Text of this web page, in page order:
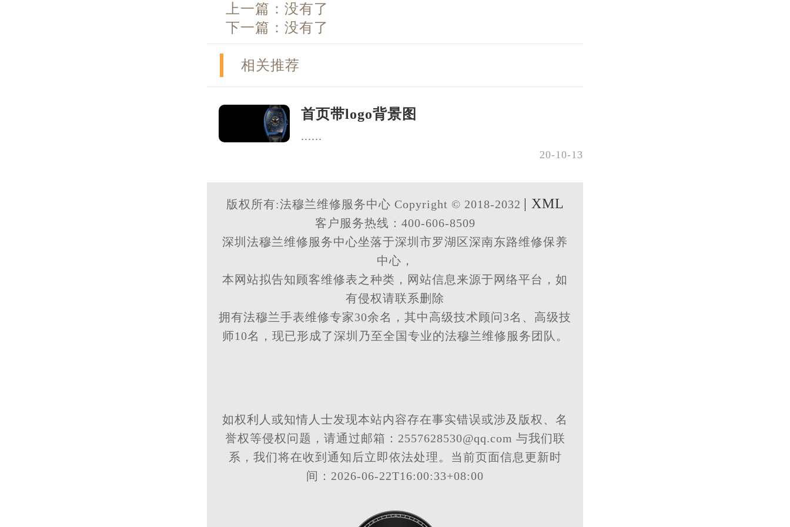
上一篇：没有了
下一篇：没有了
相关推荐
首页带logo背景图
......
20-10-13
版权所有:法穆兰维修服务中心 Copyright © 2018-2032 | XML
客户服务热线：400-606-8509
深圳法穆兰维修服务中心坐落于深圳市罗湖区深南东路维修保养
中心，
本网站拟告知顾客维修表之种类，网站信息来源于网络平台，如
有侵权请联系删除
拥有法穆兰手表维修专家30余名，其中高级技术顾问3名、高级技
师10名，现已形成了深圳乃至全国专业的法穆兰维修服务团队。
如权利人或知情人士发现本站内容存在事实错误或涉及版权、名
誉权等侵权问题，请通过邮箱：2557628530@qq.com 与我们联
系，我们将在收到通知后立即依法处理。当前页面信息更新时
间：2026-06-22T16:00:33+08:00